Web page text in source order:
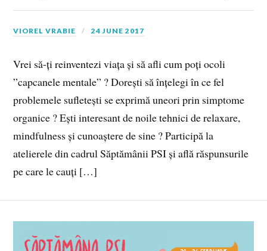
VIOREL VRABIE 24 JUNE 2017
Vrei să-ți reinventezi viața și să afli cum poți ocoli
”capcanele mentale” ? Dorești să înțelegi în ce fel
problemele sufletești se exprimă uneori prin simptome
organice ? Ești interesant de noile tehnici de relaxare,
mindfulness și cunoaștere de sine ? Participă la
atelierele din cadrul Săptămânii PSI și află răspunsurile
pe care le cauți […]